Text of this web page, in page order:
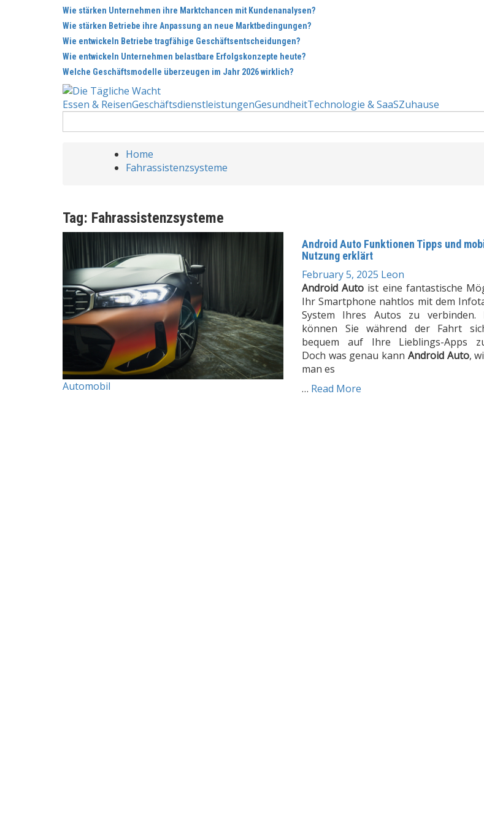
Wie stärken Unternehmen ihre Marktchancen mit Kundenanalysen?
Wie stärken Betriebe ihre Anpassung an neue Marktbedingungen?
Wie entwickeln Betriebe tragfähige Geschäftsentscheidungen?
Wie entwickeln Unternehmen belastbare Erfolgskonzepte heute?
Welche Geschäftsmodelle überzeugen im Jahr 2026 wirklich?
Essen & ReisenGeschäftsdienstleistungenGesundheitTechnologie & SaaSZuhause
for:
Home
Fahrassistenzsysteme
Tag: Fahrassistenzsysteme
Automobil
Android Auto Funktionen Tipps und
Nutzung erklärt
February 5, 2025 Leon
Android Auto ist eine fantastische
Ihr Smartphone nahtlos mit dem
System Ihres Autos zu verbinden.
können Sie während der Fahrt
bequem auf Ihre Lieblings-Apps
Doch was genau kann Android Auto,
man es
… Read More